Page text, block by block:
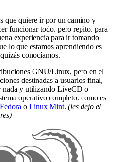
que quiere ir por un camino y
funcionar todo, pero repito, para
experiencia para ir tomando
lo que estamos aprendiendo es
conocíamos.
GNU/Linux, pero en el
destinadas a usuarios final,
nada y utilizando LiveCD o
operativo completo. como es
Fedora o Linux Mint. (les dejo el